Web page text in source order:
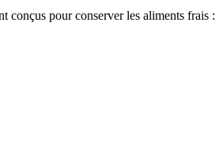
conçus pour conserver les aliments frais :